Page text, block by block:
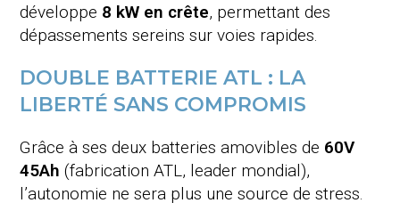
développe 8 kW en crête, permettant des
dépassements sereins sur voies rapides.
DOUBLE BATTERIE ATL : LA
LIBERTÉ SANS COMPROMIS
Grâce à ses deux batteries amovibles de 60V
45Ah (fabrication ATL, leader mondial),
l’autonomie ne sera plus une source de stress.